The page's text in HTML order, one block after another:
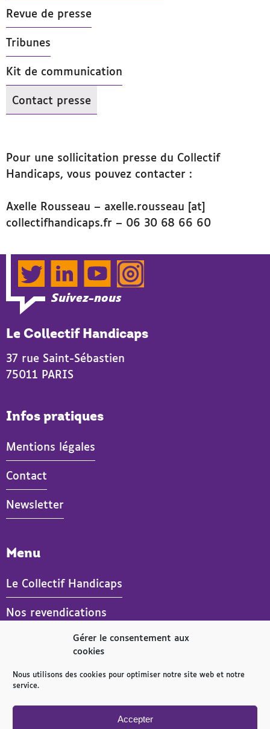
Gérer le consentement aux
cookies
Nous utilisons des cookies pour optimiser notre site web et notre
service.
Accepter
Revue de presse
Tribunes
Kit de communication
Contact presse
- Actif
Pour une sollicitation presse du Collectif
Handicaps, vous pouvez contacter :
Axelle Rousseau – axelle.rousseau [at]
collectifhandicaps.fr – 06 30 68 66 60
Suivez-nous
TwitterLinkedInYouTubeInstagram
Le Collectif Handicaps
37 rue Saint-Sébastien
75011 PARIS
Infos pratiques
Mentions légales
Contact
Newsletter
Menu
Le Collectif Handicaps
Nos revendications
Publications